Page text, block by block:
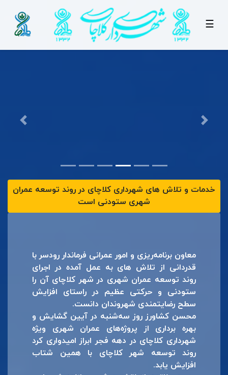
☰
خدمات و تلاش های شهرداری کلاچای در روند توسعه عمران
شهری ستودنی است
معاون برنامه‌ریزی و امور عمرانی فرماندار رودسر با
قدردانی از تلاش های به عمل آمده در اجرای
روند توسعه عمران شهری در شهر کلاچای آن را
ستودنی و حرکتی عظیم در راستای افزایش
سطح رضایتمندی شهروندان دانست.
محسن کشاورز روز سه‌شنبه در آیین گشایش و
بهره برداری از پروژه‌های عمران شهری ویژه
شهرداری کلاچای در دهه فجر ابراز امیدواری کرد
روند توسعه شهر کلاچای با همین شتاب
افزایش یابد.